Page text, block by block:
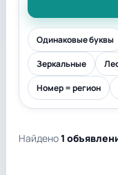
Одинаковые буквы
Зеркальные
Номер = регион
Найдено1